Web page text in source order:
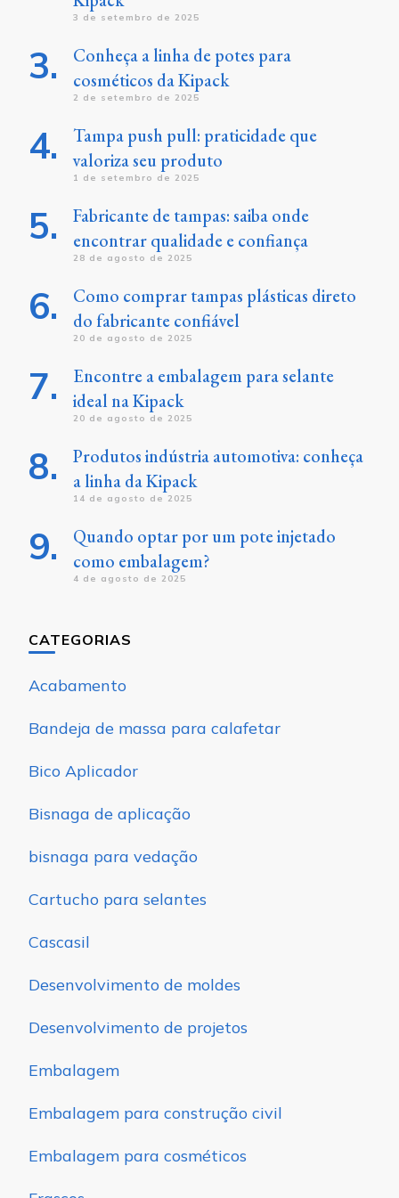
3 de setembro de 2025
Conheça a linha de potes para
cosméticos da Kipack
2 de setembro de 2025
Tampa push pull: praticidade que
valoriza seu produto
1 de setembro de 2025
Fabricante de tampas: saiba onde
encontrar qualidade e confiança
28 de agosto de 2025
Como comprar tampas plásticas direto
do fabricante confiável
20 de agosto de 2025
Encontre a embalagem para selante
ideal na Kipack
20 de agosto de 2025
Produtos indústria automotiva: conheça
a linha da Kipack
14 de agosto de 2025
Quando optar por um pote injetado
como embalagem?
4 de agosto de 2025
CATEGORIAS
Acabamento
Bandeja de massa para calafetar
Bico Aplicador
Bisnaga de aplicação
bisnaga para vedação
Cartucho para selantes
Cascasil
Desenvolvimento de moldes
Desenvolvimento de projetos
Embalagem
Embalagem para construção civil
Embalagem para cosméticos